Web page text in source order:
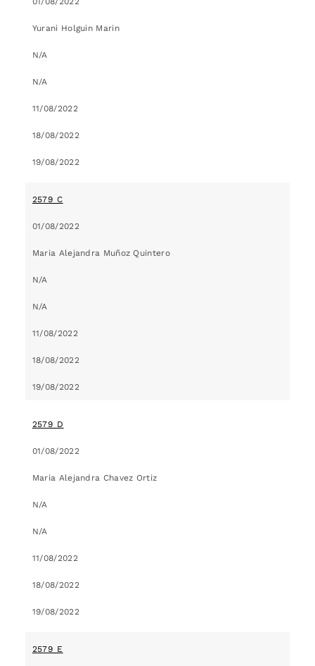
Yurani Holguin Marin
N/A
N/A
11/08/2022
18/08/2022
19/08/2022
2579_C
01/08/2022
Maria Alejandra Muñoz Quintero
N/A
N/A
11/08/2022
18/08/2022
19/08/2022
2579_D
01/08/2022
Maria Alejandra Chavez Ortiz
N/A
N/A
11/08/2022
18/08/2022
19/08/2022
2579_E